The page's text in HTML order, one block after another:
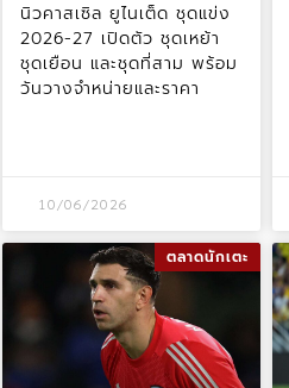
นิวคาสเซิล ยูไนเต็ด ชุดแข่ง
2026-27 เปิดตัว ชุดเหย้า
ชุดเยือน และชุดที่สาม พร้อม
วันวางจำหน่ายและราคา
10/06/2026
ตลาดนักเตะ